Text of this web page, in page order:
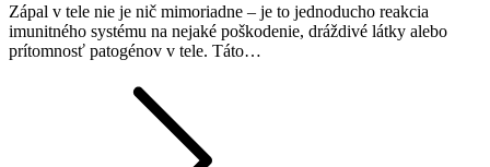
Zápal v tele nie je nič mimoriadne – je to jednoducho reakcia
imunitného systému na nejaké poškodenie, dráždivé látky alebo
prítomnosť patogénov v tele. Táto…